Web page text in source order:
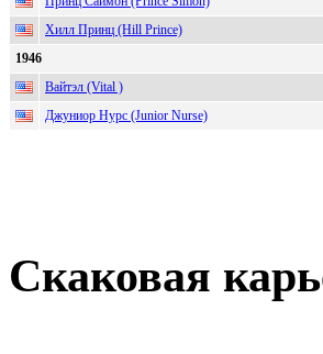
Хилл Принц (Hill Prince)
1946
Вайтэл (Vital )
Джуниор Нурс (Junior Nurse)
Скаковая